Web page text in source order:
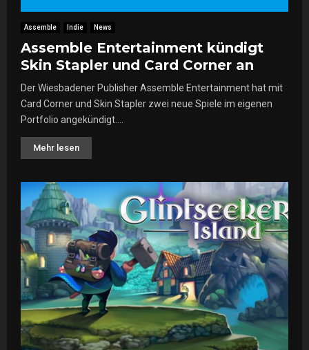
Assemble Indie News
Assemble Entertainment kündigt
Skin Stapler und Card Corner an
Der Wiesbadener Publisher Assemble Entertainment hat mit
Card Corner und Skin Stapler zwei neue Spiele im eigenen
Portfolio angekündigt....
Mehr lesen